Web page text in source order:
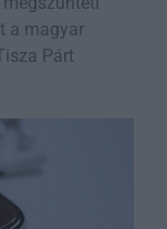
a magyar
Párt